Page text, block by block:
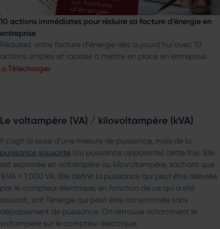
10 actions immédiates pour réduire sa facture d’énergie en
entreprise
Réduisez votre facture d’énergie dès aujourd’hui avec 10
actions simples et rapides à mettre en place en entreprise.
Télécharger
Le voltampère (VA) / kilovoltampère (kVA)
Il s’agit là aussi d’une mesure de puissance, mais de la
puissance souscrite (ou puissance apparente) cette fois. Elle
est exprimée en voltampère ou kilovoltampère, sachant que
1kVA = 1 000 VA. Elle définit la puissance qui peut être délivrée
par le compteur électrique, en fonction de ce qui a été
souscrit, soit l’énergie qui peut être consommée sans
dépassement de puissance. On retrouve notamment le
voltampère sur le compteur électrique.